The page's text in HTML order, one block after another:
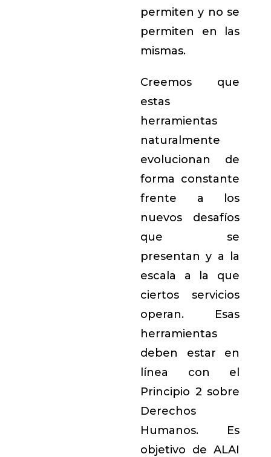
permiten y no se
permiten en las
mismas.
Creemos que
estas
herramientas
naturalmente
evolucionan de
forma constante
frente a los
nuevos desafíos
que se
presentan y a la
escala a la que
ciertos servicios
operan. Esas
herramientas
deben estar en
línea con el
Principio 2 sobre
Derechos
Humanos. Es
objetivo de ALAI